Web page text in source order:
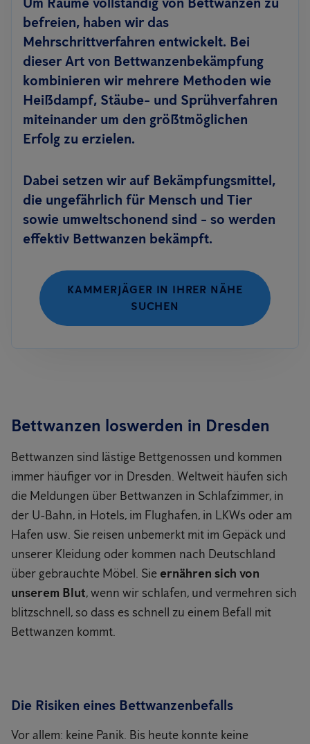
befreien, haben wir das
Mehrschrittverfahren entwickelt. Bei
dieser Art von Bettwanzenbekämpfung
kombinieren wir mehrere Methoden wie
Heißdampf, Stäube- und Sprühverfahren
miteinander um den größtmöglichen
Erfolg zu erzielen.
Dabei setzen wir auf Bekämpfungsmittel,
die ungefährlich für Mensch und Tier
sowie umweltschonend sind - so werden
effektiv Bettwanzen bekämpft.
KAMMERJÄGER IN IHRER NÄHE
SUCHEN
Bettwanzen loswerden in Dresden
Bettwanzen sind lästige Bettgenossen und kommen
immer häufiger vor in Dresden. Weltweit häufen sich
die Meldungen über Bettwanzen in Schlafzimmer, in
der U-Bahn, in Hotels, im Flughafen, in LKWs oder am
Hafen usw. Sie reisen unbemerkt mit im Gepäck und
unserer Kleidung oder kommen nach Deutschland
über gebrauchte Möbel. Sie ernähren sich von
unserem Blut, wenn wir schlafen, und vermehren sich
blitzschnell, so dass es schnell zu einem Befall mit
Bettwanzen kommt.
Die Risiken eines Bettwanzenbefalls
Vor allem: keine Panik. Bis heute konnte keine